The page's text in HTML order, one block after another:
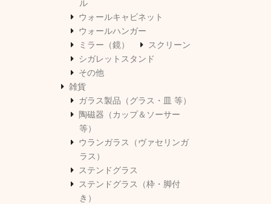
ル
ウォールキャビネット
ウォールハンガー
ミラー（鏡）
スクリーン
シガレットスタンド
その他
雑貨
ガラス製品（グラス・皿 等）
陶磁器（カップ＆ソーサー
等）
ウランガラス（ヴァセリンガ
ラス）
ステンドグラス
ステンドグラス（枠・脚付
き）